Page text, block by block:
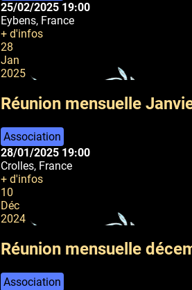
25/02/2025 19:00
Eybens, France
+ d'infos
28
Jan
2025
Réunion mensuelle
Association
28/01/2025 19:00
Crolles, France
+ d'infos
10
Déc
2024
Réunion mensuelle
Association